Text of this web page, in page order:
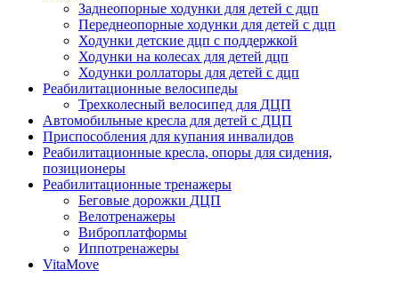
Заднеопорные ходунки для детей с дцп
Переднеопорные ходунки для детей с дцп
Ходунки детские дцп с поддержкой
Ходунки на колесах для детей дцп
Ходунки роллаторы для детей с дцп
Реабилитационные велосипеды
Трехколесный велосипед для ДЦП
Автомобильные кресла для детей с ДЦП
Приспособления для купания инвалидов
Реабилитационные кресла, опоры для сидения,
позиционеры
Реабилитационные тренажеры
Беговые дорожки ДЦП
Велотренажеры
Виброплатформы
Иппотренажеры
VitaMove